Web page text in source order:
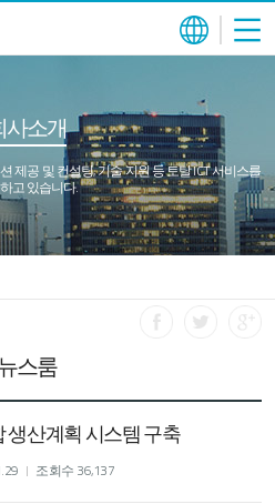
사소개
제공 및 컨설팅, 기술 지원 등 토탈 ICT 서비스를
고 있습니다.
스룸
생산계획 시스템 구축
조회수 36,137